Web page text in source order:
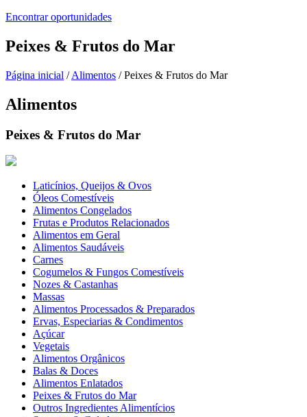
Encontrar oportunidades
Peixes & Frutos do Mar
Página inicial /Alimentos / Peixes & Frutos do Mar
Alimentos
Peixes & Frutos do Mar
Laticínios, Queijos & Ovos
Óleos Comestíveis
Alimentos Congelados
Frutas e Produtos Relacionados
Alimentos em Geral
Alimentos Saudáveis
Carnes
Cogumelos & Fungos Comestíveis
Nozes & Castanhas
Massas
Alimentos Processados & Preparados
Ervas, Especiarias & Condimentos
Açúcar
Vegetais
Alimentos Orgânicos
Balas & Doces
Alimentos Enlatados
Peixes & Frutos do Mar
Outros Ingredientes Alimentícios